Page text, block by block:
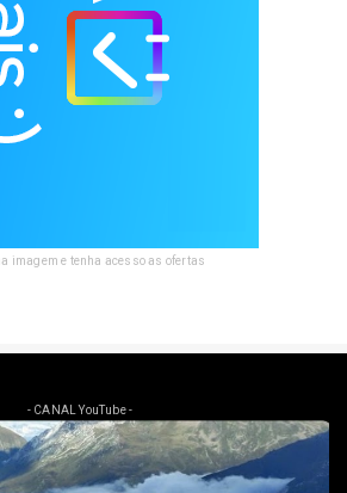
imagem e tenha acesso as ofertas
- CANAL YouTube -